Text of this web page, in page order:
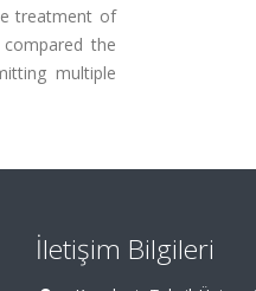
treatment of
the
multiple
İletişim Bilgileri